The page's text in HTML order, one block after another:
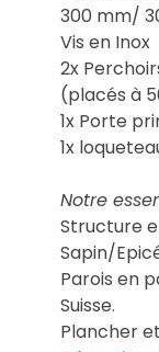
300 mm/
Vis en Inox
2x
(placés à
1x Porte
1x
Notre
Structure
Sapin/
Parois en
Suisse.
Plancher